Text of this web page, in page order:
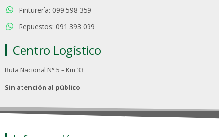
Pinturería: 099 598 359
Repuestos: 091 393 099
Centro Logístico
Ruta Nacional N° 5 – Km 33
Sin atención al público